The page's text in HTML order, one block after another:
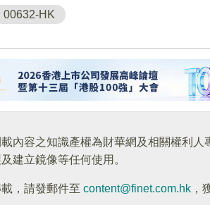
00632-HK
內容之知識產權為財華網及相關權利人
建立鏡像等任何使用。
，請發郵件至 content@finet.com.hk ，